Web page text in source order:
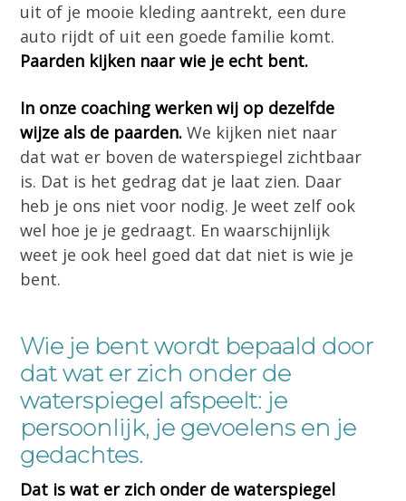
uit of je mooie kleding aantrekt, een dure
auto rijdt of uit een goede familie komt.
Paarden kijken naar wie je echt bent.
In onze coaching werken wij op dezelfde
wijze als de paarden.We kijken niet naar
dat wat er boven de waterspiegel zichtbaar
is. Dat is het gedrag dat je laat zien. Daar
heb je ons niet voor nodig. Je weet zelf ook
wel hoe je je gedraagt. En waarschijnlijk
weet je ook heel goed dat dat niet is wie je
bent.
Wie je bent wordt bepaald door
dat wat er zich onder de
waterspiegel afspeelt: je
persoonlijk, je gevoelens en je
gedachtes.
Dat is wat er zich onder de waterspiegel